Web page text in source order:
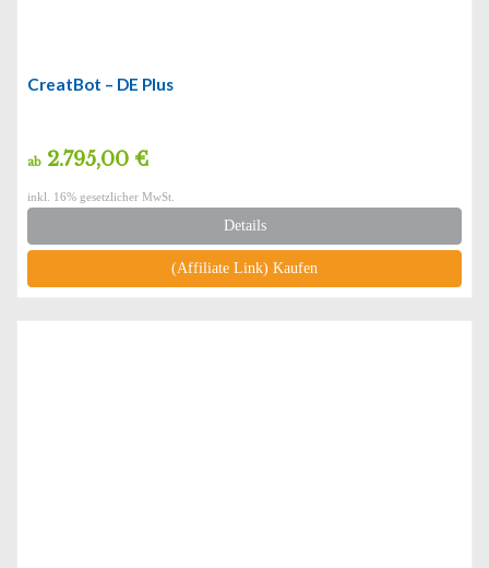
CreatBot – DE Plus
ab 2.795,00 €
inkl. 16% gesetzlicher MwSt.
Details
(Affiliate Link) Kaufen